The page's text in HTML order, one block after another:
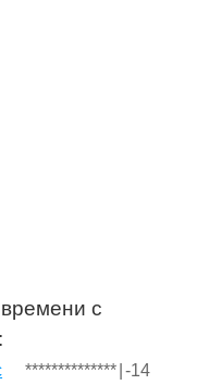
с
************** -14